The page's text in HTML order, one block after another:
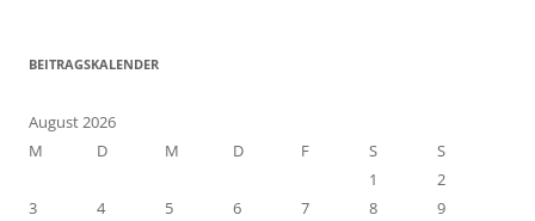
BEITRAGSKALENDER
August 2026
M
D M D F S
S
1
2
3
4 5 6 7 8
9